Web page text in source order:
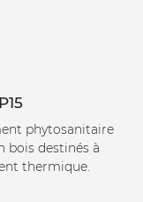
phytosanitaire
bois destinés à
thermique.